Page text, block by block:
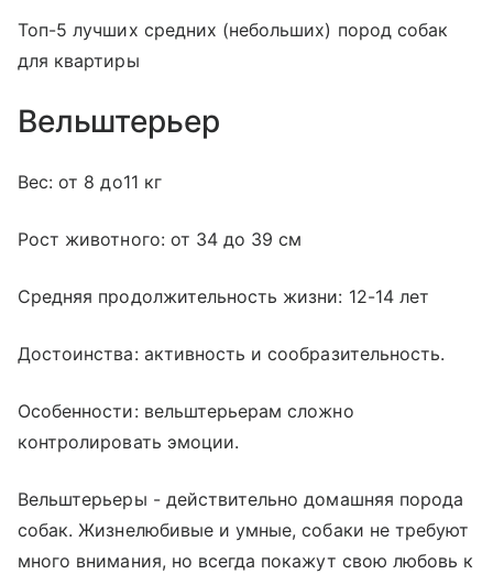
Топ-5 лучших средних (небольших) пород собак
для квартиры
Вельштерьер
Вес: от 8 до11 кг
Рост животного: от 34 до 39 см
Средняя продолжительность жизни: 12-14 лет
Достоинства: активность и сообразительность.
Особенности: вельштерьерам сложно
контролировать эмоции.
Вельштерьеры - действительно домашняя порода
собак. Жизнелюбивые и умные, собаки не требуют
много внимания, но всегда покажут свою любовь к